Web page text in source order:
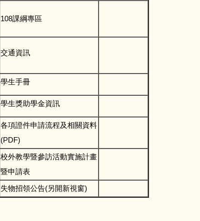
108課綱專區
交通資訊
學生手冊
學生獎助學金資訊
各項證件申請流程及相關資料
(PDF)
校外教學暨參訪活動實施計畫
暨申請表
失物招領公告(另開新視窗)